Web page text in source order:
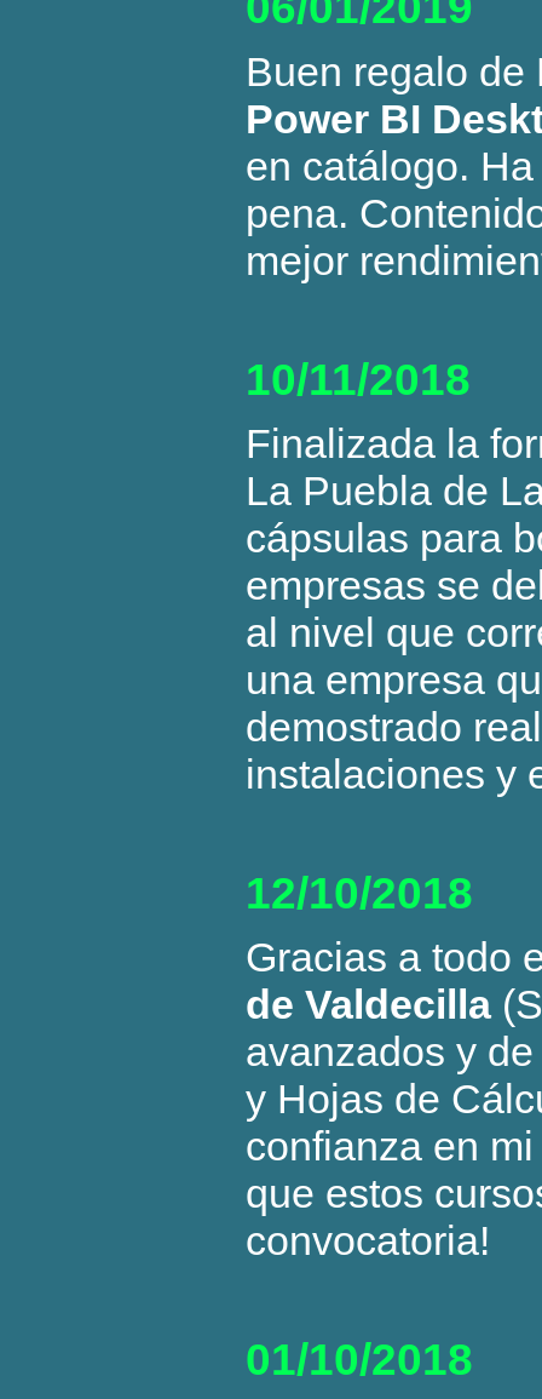
Buen regalo
Power BI
en catálogo.
pena.
mejor
10/11/2018
Finalizada la
La Puebla de
cápsulas para
empresas se
al nivel que
una empresa
demostrado
instalaciones y
12/10/2018
Gracias a todo
de Valdecilla
avanzados y
y Hojas de
confianza en
que estos
convocatoria!
01/10/2018